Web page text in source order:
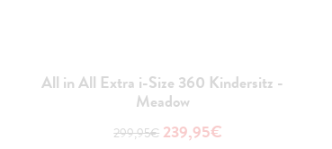
All in All Extra i-Size 360 Kindersitz -
Meadow
299,95€ 239,95€